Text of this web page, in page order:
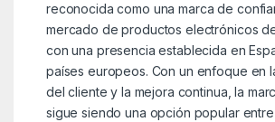
reconocida como una marca de
mercado de productos electrónicos
con una presencia establecida en
países europeos. Con un enfoque en
del cliente y la mejora continua, la
sigue siendo una opción popular